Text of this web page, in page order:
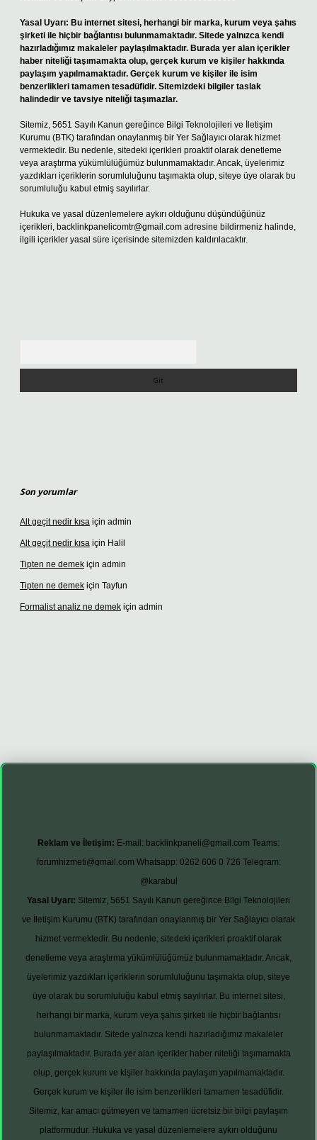
Yasal Uyarı: Bu internet sitesi, herhangi bir marka, kurum veya şahıs
şirketi ile hiçbir bağlantısı bulunmamaktadır. Sitede yalnızca kendi
hazırladığımız makaleler paylaşılmaktadır. Burada yer alan içerikler
haber niteliği taşımamakta olup, gerçek kurum ve kişiler hakkında
paylaşım yapılmamaktadır. Gerçek kurum ve kişiler ile isim
benzerlikleri tamamen tesadüfidir. Sitemizdeki bilgiler taslak
halindedir ve tavsiye niteliği taşımazlar.
Sitemiz, 5651 Sayılı Kanun gereğince Bilgi Teknolojileri ve İletişim
Kurumu (BTK) tarafından onaylanmış bir Yer Sağlayıcı olarak hizmet
vermektedir. Bu nedenle, sitedeki içerikleri proaktif olarak denetleme
veya araştırma yükümlülüğümüz bulunmamaktadır. Ancak, üyelerimiz
yazdıkları içeriklerin sorumluluğunu taşımakta olup, siteye üye olarak bu
sorumluluğu kabul etmiş sayılırlar.
Hukuka ve yasal düzenlemelere aykırı olduğunu düşündüğünüz
içerikleri, backlinkpanelicomtr@gmail.com adresine bildirmeniz halinde,
ilgili içerikler yasal süre içerisinde sitemizden kaldırılacaktır.
Son yorumlar
Alt geçit nedir kısa için admin
Alt geçit nedir kısa için Halil
Tipten ne demek için admin
Tipten ne demek için Tayfun
Formalist analiz ne demek için admin
giriş adresivdcasino girişbetexper giriş
Reklam ve İletişim: E-mail: backlinkpaneli@gmail.com Teams:
forumhizmeti@gmail.com Whatsapp: 0262 606 0 726 Telegram:
@karabul
Yasal Uyarı: Sitemiz, 5651 Sayılı Kanun gereğince Bilgi Teknolojileri
ve İletişim Kurumu (BTK) tarafından onaylanmış bir Yer Sağlayıcı olarak
hizmet vermektedir. Bu nedenle, sitedeki içerikleri proaktif olarak
denetleme veya araştırma yükümlülüğümüz bulunmamaktadır. Ancak,
üyelerimiz yazdıkları içeriklerin sorumluluğunu taşımakta olup, siteye
üye olarak bu sorumluluğu kabul etmiş sayılırlar. Bu internet sitesi,
herhangi bir marka, kurum veya şahıs şirketi ile hiçbir bağlantısı
bulunmamaktadır. Sitede yalnızca kendi hazırladığımız makaleler
paylaşılmaktadır. Burada yer alan içerikler haber niteliği taşımamakta
olup, gerçek kurum ve kişiler hakkında paylaşım yapılmamaktadır.
Gerçek kurum ve kişiler ile isim benzerlikleri tamamen tesadüfidir.
Sitemiz, kar amacı gütmeyen ve tamamen ücretsiz bir bilgi paylaşım
platformudur. Hukuka ve yasal düzenlemelere aykırı olduğunu